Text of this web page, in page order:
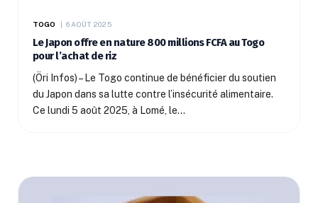
TOGO 6 AOÛT 2025
Le Japon offre en nature 800 millions FCFA au Togo
pour l’achat de riz
(Öri Infos) – Le Togo continue de bénéficier du soutien
du Japon dans sa lutte contre l’insécurité alimentaire.
Ce lundi 5 août 2025, à Lomé, le…